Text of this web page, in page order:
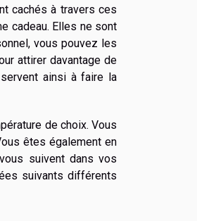
cachés à travers ces
cadeau. Elles ne sont
vous pouvez les
attirer davantage de
ainsi à faire la
de choix. Vous
êtes également en
suivent dans vos
suivants différents